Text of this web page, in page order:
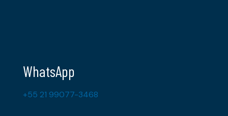
WhatsApp
+55 21 99077-3468